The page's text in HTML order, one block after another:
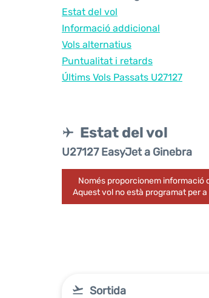
Estat del vol
Informació addicional
Vols alternatius
Puntualitat i retards
Últims Vols Passats U27127
Estat del vol
U27127 EasyJet a Ginebra
Només proporcionem informació
Aquest vol no està programat per
Sortida